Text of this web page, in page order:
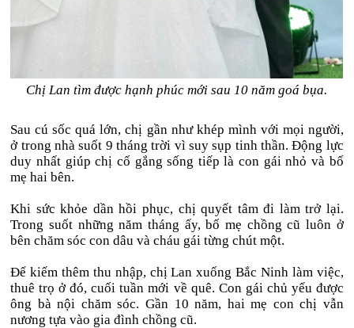
Chị Lan tìm được hạnh phúc mới sau 10 năm goá bụa.
Sau cú sốc quá lớn, chị gần như khép mình với mọi người,
ở trong nhà suốt 9 tháng trời vì suy sụp tinh thần. Động lực
duy nhất giúp chị cố gắng sống tiếp là con gái nhỏ và bố
mẹ hai bên.
Khi sức khỏe dần hồi phục, chị quyết tâm đi làm trở lại.
Trong suốt những năm tháng ấy, bố mẹ chồng cũ luôn ở
bên chăm sóc con dâu và cháu gái từng chút một.
Để kiếm thêm thu nhập, chị Lan xuống Bắc Ninh làm việc,
thuê trọ ở đó, cuối tuần mới về quê. Con gái chủ yếu được
ông bà nội chăm sóc. Gần 10 năm, hai mẹ con chị vẫn
nương tựa vào gia đình chồng cũ.